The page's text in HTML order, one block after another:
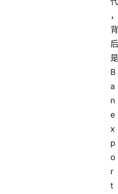
，
背
后
是
B
a
n
e
x
p
o
r
t